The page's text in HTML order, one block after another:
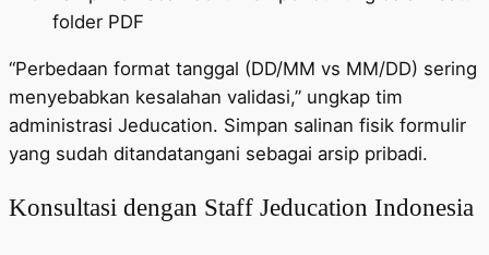
folder PDF
“Perbedaan format tanggal (DD/MM vs MM/DD) sering
menyebabkan kesalahan validasi,” ungkap tim
administrasi Jeducation. Simpan salinan fisik formulir
yang sudah ditandatangani sebagai arsip pribadi.
Konsultasi dengan Staff Jeducation Indonesia